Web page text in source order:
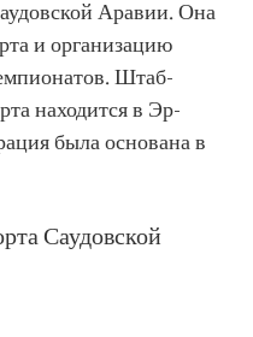
Аравии. Она
и организацию
Штаб-
находится в Эр-
была основана в
Саудовской